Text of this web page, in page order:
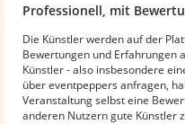
Professionell, mit
Die Künstler werden auf der
Bewertungen und Erfahrungen
Künstler - also insbesondere
über eventpeppers anfragen,
Veranstaltung selbst eine
anderen Nutzern gute Künstler